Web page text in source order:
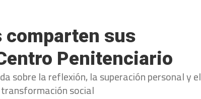
comparten sus
Penitenciario
sobre la reflexión, la superación personal y el
social